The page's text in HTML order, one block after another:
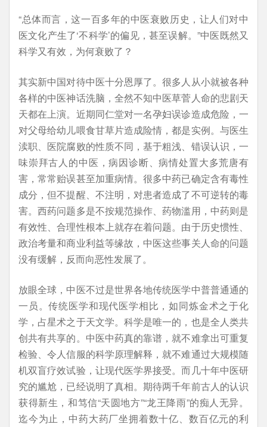
“总体而言，这一百多年的中医衰败历史，让人们对中
医文化产生了‘不科学’的偏见，甚至误解。”中医既然又
科学又有效，为何衰败了？
其实新中国对待中医十分恩厚了。很多人从小就被各种
各样的中医神话洗脑，全然不知中医草菅人命的悲剧天
天都在上演。近期同仁堂对一名孕妇误诊造成危险，一
对父母给幼儿喂食甘草片造成险情，都是实例。与医生
渎职、医院腐败的性质不同，基于粗浅、错误认识，一
味崇拜古人的中医，病因诊断、病情处置大多荒唐有
害，常常贻误甚至加重病情。很多中药已确定含有毒性
成分，但不提醒、不注明，对患者造成了不可逆转的毒
害。西药问题多是不按规范操作、药物滥用，中药则是
有效性、合理性根本上就存在着问题。由于历史惯性、
政治考量和商业利益等缘故，中医这些事关人命的问题
没有缓解，反而向恶性发展了。
放眼全球，中医不过是世界各地传统医学中普普通通的
一员。传统医学和现代医学相比，如同炼金术之于化
学，占星术之于天文学。科学是唯一的，也是全人类共
创共有共享的。中医中药真的靠谱，就不难拿出可重复
检验、令人信服的科学原理解释，就不难通过大规模随
机双盲疗效试验，让现代医学界接受。而几十年中医研
究的尴尬，已经说明了真相。期待两千年前古人的认识
获得新生，和笃信“天圆地方”“龙王降雨”的痴人无异。
迄今为止，中药大药厂坐拥着数十亿、数百亿元的利